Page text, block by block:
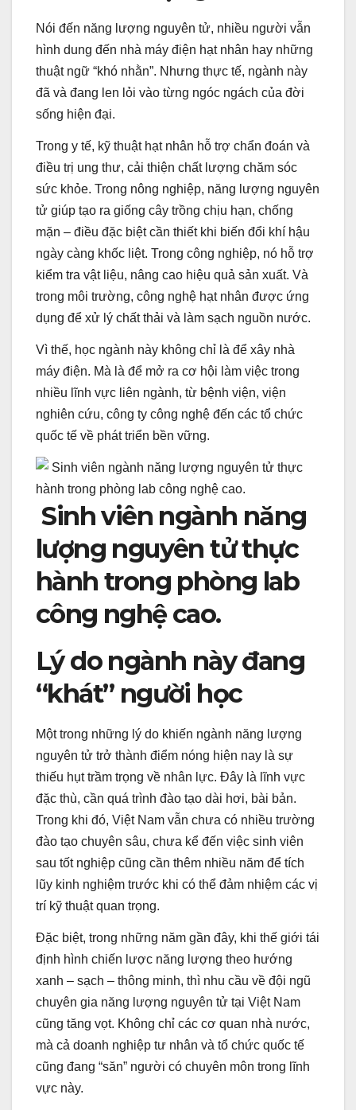
Nói đến năng lượng nguyên tử, nhiều người vẫn
hình dung đến nhà máy điện hạt nhân hay những
thuật ngữ “khó nhằn”. Nhưng thực tế, ngành này
đã và đang len lỏi vào từng ngóc ngách của đời
sống hiện đại.
Trong y tế, kỹ thuật hạt nhân hỗ trợ chẩn đoán và
điều trị ung thư, cải thiện chất lượng chăm sóc
sức khỏe. Trong nông nghiệp, năng lượng nguyên
tử giúp tạo ra giống cây trồng chịu hạn, chống
mặn – điều đặc biệt cần thiết khi biến đổi khí hậu
ngày càng khốc liệt. Trong công nghiệp, nó hỗ trợ
kiểm tra vật liệu, nâng cao hiệu quả sản xuất. Và
trong môi trường, công nghệ hạt nhân được ứng
dụng để xử lý chất thải và làm sạch nguồn nước.
Vì thế, học ngành này không chỉ là để xây nhà
máy điện. Mà là để mở ra cơ hội làm việc trong
nhiều lĩnh vực liên ngành, từ bệnh viện, viện
nghiên cứu, công ty công nghệ đến các tổ chức
quốc tế về phát triển bền vững.
Sinh viên ngành năng
lượng nguyên tử thực
hành trong phòng lab
công nghệ cao.
Lý do ngành này đang
“khát” người học
Một trong những lý do khiến ngành năng lượng
nguyên tử trở thành điểm nóng hiện nay là sự
thiếu hụt trầm trọng về nhân lực. Đây là lĩnh vực
đặc thù, cần quá trình đào tạo dài hơi, bài bản.
Trong khi đó, Việt Nam vẫn chưa có nhiều trường
đào tạo chuyên sâu, chưa kể đến việc sinh viên
sau tốt nghiệp cũng cần thêm nhiều năm để tích
lũy kinh nghiệm trước khi có thể đảm nhiệm các vị
trí kỹ thuật quan trọng.
Đặc biệt, trong những năm gần đây, khi thế giới tái
định hình chiến lược năng lượng theo hướng
xanh – sạch – thông minh, thì nhu cầu về đội ngũ
chuyên gia năng lượng nguyên tử tại Việt Nam
cũng tăng vọt. Không chỉ các cơ quan nhà nước,
mà cả doanh nghiệp tư nhân và tổ chức quốc tế
cũng đang “săn” người có chuyên môn trong lĩnh
vực này.